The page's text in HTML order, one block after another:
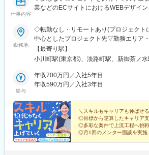
部への異動も可能です。
事担当者などの管理部門など
（３）手厚い研修体制でスキルアップが
キル研修、学術研修と、国内最大手だか
やスキルをしっかりと身に付けられる研
してのスキルのみならず、データ分析、
的にヘルスケアのプロフェッショナル人
整備しています。
【IQVIAサービシーズジャパンについて】
・世界100以上の国と地域／8万人の社員
プロモーションに携わり、市場を流通す
関与しています
・日本においても業界トップシェアを誇
仕事内容
業などのECサイトにおけるWEBデザイン
勤務地
◇転勤なし・リモートあり(プロジェク
中心としたプロジェクト先▽勤務エリア
一都三県・東京23区内のプロジェクトが
りリモートワークあり・千葉、埼玉、神
ル8F
【最寄り駅】
小川町駅(東京都)、淡路町駅、新御茶ノ水
給与
年収700万円／入社5年目
年収590万円／入社3年目
＼スキルもキャリアも伸ばせ
◎目標から逆算したキャリア
◎多彩な案件で上流工程へ挑戦
◎月1回のメンター面談を実施